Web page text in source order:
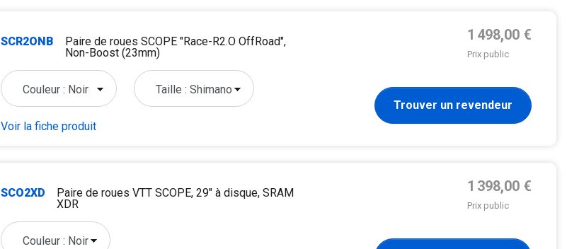
SCR2ONB
Paire de roues SCOPE "Race-R2.O OffRoad",
Non-Boost (23mm)
Voir la fiche produit
Prix de base
1 498,00 €
Prix public
Trouver un revendeur
SCO2XD
Paire de roues VTT SCOPE, 29" à disque, SRAM
XDR
Prix de base
1 398,00 €
Prix public